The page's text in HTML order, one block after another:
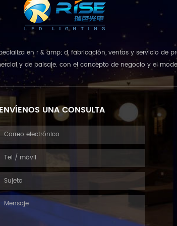
en r & amp; d, fabricación, ventas y servicio
y de paisaje. con el concepto de negocio y el
que combina u...
ENVÍENOS UNA CONSULTA